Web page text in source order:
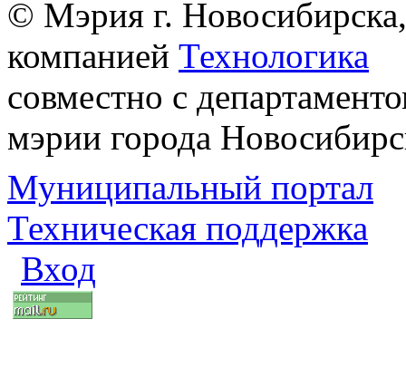
© Мэрия г.
компанией Технологика
совместно с
мэрии города
Муниципальный портал
Техническая поддержка
Вход